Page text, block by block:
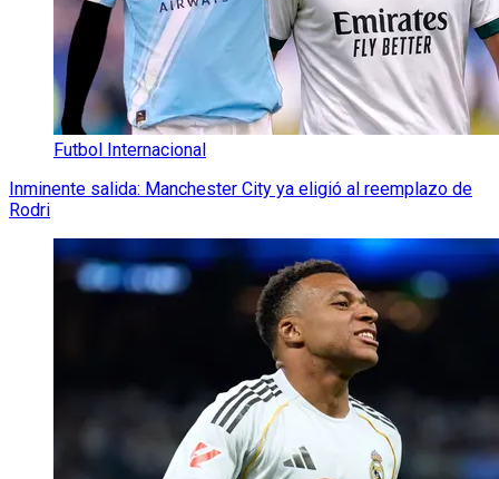
Futbol Internacional
Inminente salida: Manchester City ya eligió al reemplazo de
Rodri